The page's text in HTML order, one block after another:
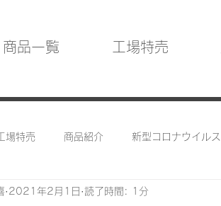
商品一覧 工場特売
場特売 商品紹介 新型コロナウイルス
2021年2月1日 読了時間: 1分